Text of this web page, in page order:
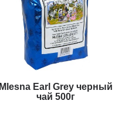
Mlesna Earl Grey черный
чай 500г